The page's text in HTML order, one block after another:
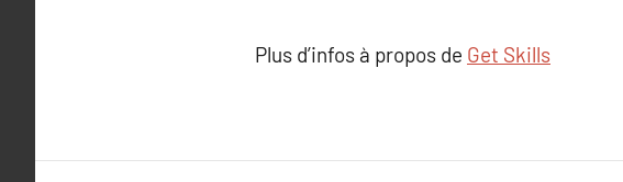
Plus d’infos à propos de Get Skills